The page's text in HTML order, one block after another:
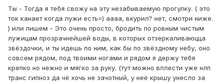
Ты - Тогда я тебя свожу на эту незабываемую прогулку. ( это
ток канает когда лужи есть=) аааа, вкурил? нет, смотри ниже.
) или пишем - Это очень просто, бродить по ровным чистым
лужицам прозрачнейшей воды, в которых отзеркаливаюцца
звёздочки, и ты идешь по ним, как бы по звёздному небу, оно
совсем рядом, под твоими ногами и рядом я держу тебя
крепко но нежно и мягко за руку. (тут можно вплести уже нлп
транс гипноз да чё хочь не зачотный, у неё крышу унесло за